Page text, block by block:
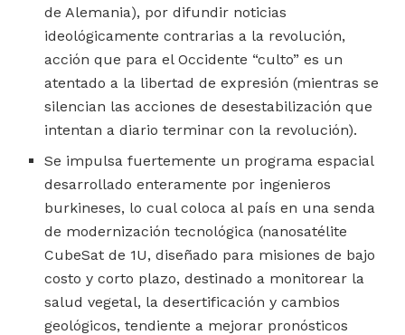
de Alemania), por difundir noticias
ideológicamente contrarias a la revolución,
acción que para el Occidente “culto” es un
atentado a la libertad de expresión (mientras se
silencian las acciones de desestabilización que
intentan a diario terminar con la revolución).
Se impulsa fuertemente un programa espacial
desarrollado enteramente por ingenieros
burkineses, lo cual coloca al país en una senda
de modernización tecnológica (nanosatélite
CubeSat de 1U, diseñado para misiones de bajo
costo y corto plazo, destinado a monitorear la
salud vegetal, la desertificación y cambios
geológicos, tendiente a mejorar pronósticos